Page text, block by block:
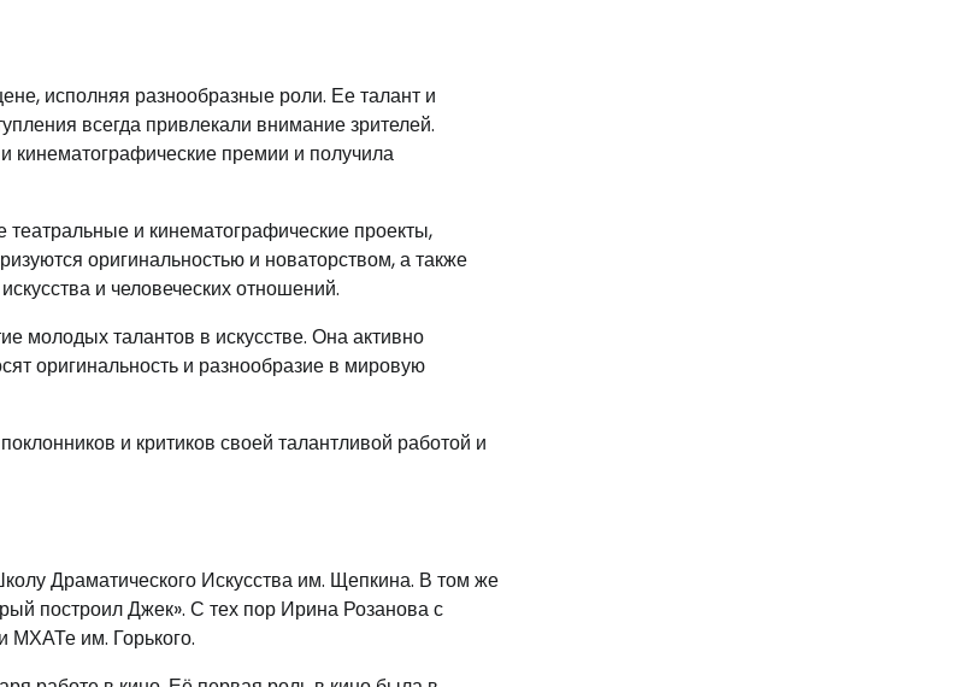
исполняя разнообразные роли. Ее талант и
всегда привлекали внимание зрителей.
кинематографические премии и получила
и кинематографические проекты,
оригинальностью и новаторством, а также
и человеческих отношений.
молодых талантов в искусстве. Она активно
оригинальность и разнообразие в мировую
и критиков своей талантливой работой и
Драматического Искусства им. Щепкина. В том же
построил Джек». С тех пор Ирина Розанова с
МХАТе им. Горького.